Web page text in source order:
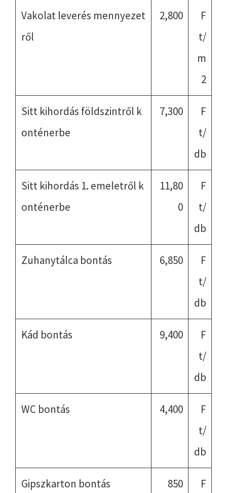
Vakolat leverés mennyezet
ről
2,800
F
t/
m
2
Sitt kihordás földszintről k
onténerbe
7,300
F
t/
db
Sitt kihordás 1. emeletről k
onténerbe
11,80
0
F
t/
db
Zuhanytálca bontás 6,850
F
t/
db
Kád bontás 9,400
F
t/
db
WC bontás 4,400
F
t/
db
Gipszkarton bontás 850
F